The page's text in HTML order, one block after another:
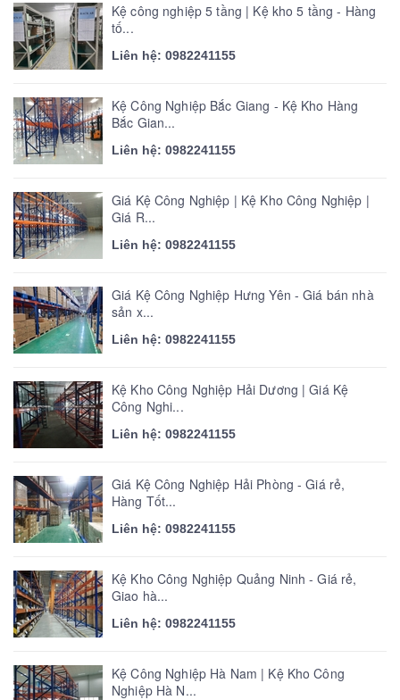
Kệ công nghiệp 5 tầng | Kệ kho 5 tầng - Hàng
tố...
Liên hệ: 0982241155
Kệ Công Nghiệp Bắc Giang - Kệ Kho Hàng
Bắc Gian...
Liên hệ: 0982241155
Giá Kệ Công Nghiệp | Kệ Kho Công Nghiệp |
Giá R...
Liên hệ: 0982241155
Giá Kệ Công Nghiệp Hưng Yên - Giá bán nhà
sản x...
Liên hệ: 0982241155
Kệ Kho Công Nghiệp Hải Dương | Giá Kệ
Công Nghi...
Liên hệ: 0982241155
Giá Kệ Công Nghiệp Hải Phòng - Giá rẻ,
Hàng Tốt...
Liên hệ: 0982241155
Kệ Kho Công Nghiệp Quảng Ninh - Giá rẻ,
Giao hà...
Liên hệ: 0982241155
Kệ Công Nghiệp Hà Nam | Kệ Kho Công
Nghiệp Hà N...